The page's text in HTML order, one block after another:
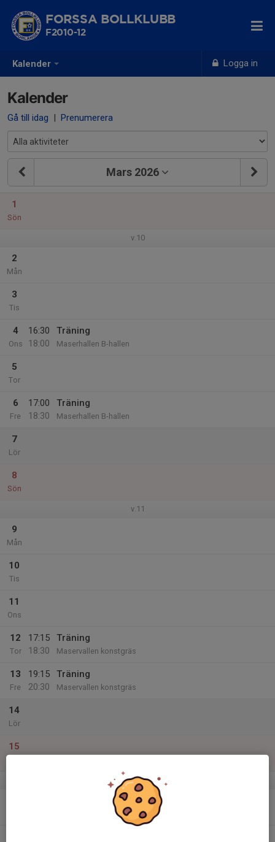
Kalender Logga in
FORSSA BOLLKLUBB
F2010-12
Kalender
Gå till idag | Prenumerera
Mars 2026
1
Sön
v.10
2
Mån
3
Tis
4
Ons
16:30
18:00
Träning
Maserhallen B-hallen
5
Tor
6
Fre
17:00
18:30
Träning
Maserhallen B-hallen
7
Lör
8
Sön
v.11
9
Mån
10
Tis
11
Ons
12
Tor
17:15
18:30
Träning
Maservallen konstgräs
13
Fre
19:15
20:30
Träning
Maservallen konstgräs
14
Lör
15
v.12